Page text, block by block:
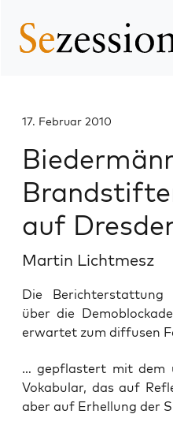
17. Februar 2010
auf
Martin Lichtmesz
Die Berichterstattung
über die
erwartet zum diffusen
… gepflas­tert mit dem
Voka­bu­lar, das auf
aber auf Erhel­lung der